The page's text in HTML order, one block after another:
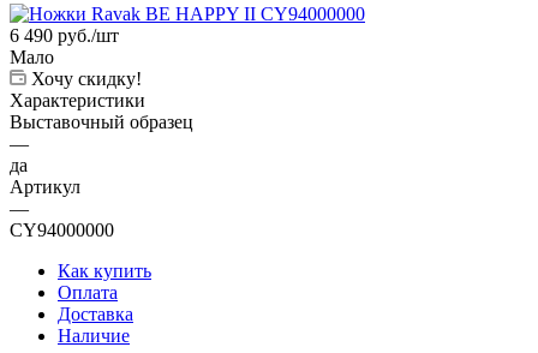
6 490 руб./шт
Мало
Хочу скидку!
Характеристики
Выставочный образец
—
да
Артикул
—
CY94000000
Как купить
Оплата
Доставка
Наличие